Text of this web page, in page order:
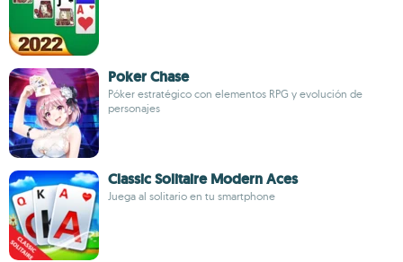
Poker Chase
Póker estratégico con elementos RPG y evolución de
personajes
Classic Solitaire Modern Aces
Juega al solitario en tu smartphone